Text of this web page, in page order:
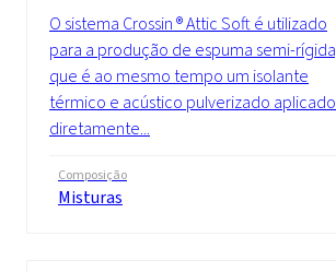
O sistema Crossin ® Attic Soft é utilizado
para a produção de espuma semi-
que é ao mesmo tempo um isolante
térmico e acústico pulverizado aplicado
diretamente...
Composição
Misturas